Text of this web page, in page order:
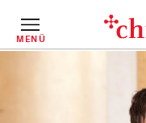
InhaltMENÜ